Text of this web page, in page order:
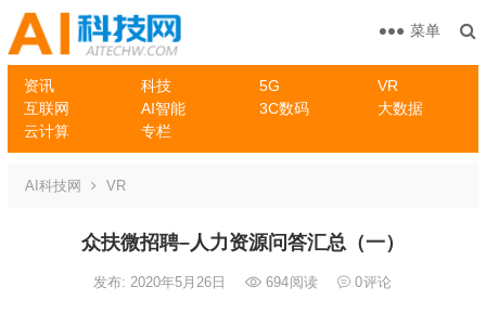
资讯 科技 5G
VR
互联网
AI智能 3C数码
大数据
云计算
专栏
菜单
AI科技网 VR
众扶微招聘–人力资源问答汇总（一）
发布: 2020年5月26日 694阅读 0评论